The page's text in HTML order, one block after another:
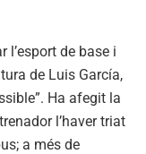
l’esport de base i
de Luis García,
Ha afegit la
l’haver triat
a més de